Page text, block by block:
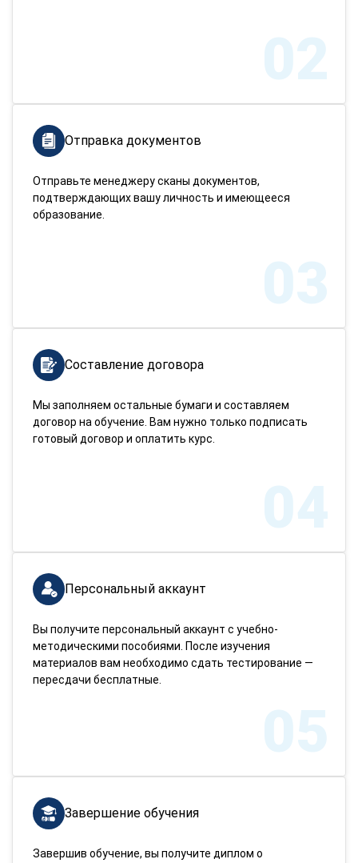
02
Отправка документов
Отправьте менеджеру сканы документов,
подтверждающих вашу личность и имеющееся
образование.
03
Составление договора
Мы заполняем остальные бумаги и составляем
договор на обучение. Вам нужно только подписать
готовый договор и оплатить курс.
04
Персональный аккаунт
Вы получите персональный аккаунт с учебно-
методическими пособиями. После изучения
материалов вам необходимо сдать тестирование —
пересдачи бесплатные.
05
Завершение обучения
Завершив обучение, вы получите диплом о